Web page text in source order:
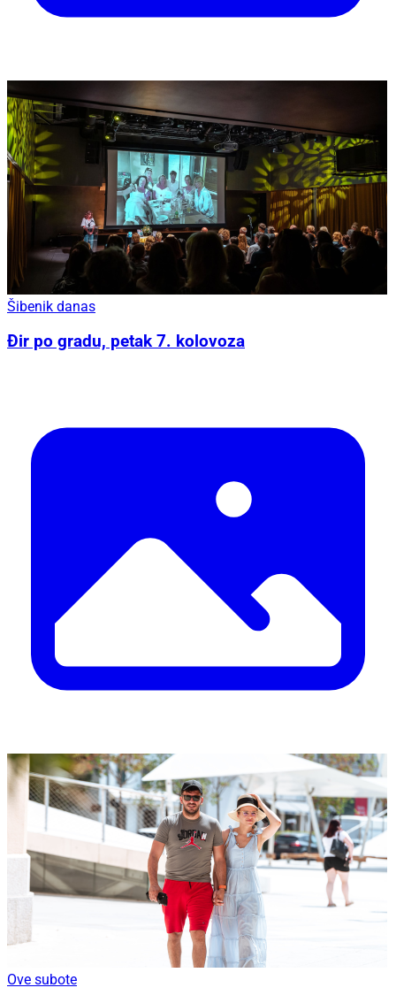
Šibenik danas
Đir po gradu, petak 7. kolovoza
Ove subote